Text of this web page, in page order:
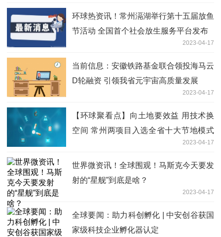
环球热资讯！常州滆湖举行第十五届放鱼
节活动 全国首个社会放生服务平台发布
2023-04-17
当前信息：安徽铁路基金联合领投海马云
D轮融资 引领我省元宇宙高质量发展
2023-04-17
【环球聚看点】向土地要效益 用技术换
空间 常州两项目入选全省十大节地模式
2023-04-17
世界微资讯！全球围观！马斯克今天要发
射的“星舰”到底是啥？
2023-04-17
全球要闻：助力科创孵化 | 中安创谷获国
家级科技企业孵化器认定